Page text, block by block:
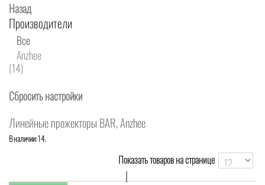
Назад
Производители
Все
Anzhee
(14)
Сбросить настройки
Линейные прожекторы BAR, Anzhee
В наличии: 14.
Показать товаров на странице
|